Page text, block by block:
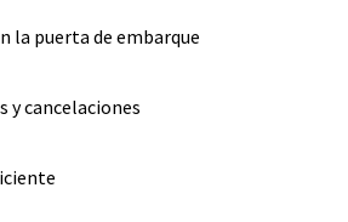
la puerta de embarque
y cancelaciones